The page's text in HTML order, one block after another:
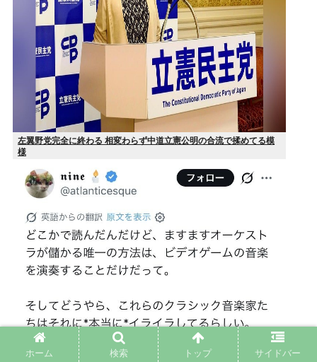
左翼野党完全に終わる 相変わらず中道立憲公明の合流で揉めてる模
様
ホーム 検索 トップ サイドバー